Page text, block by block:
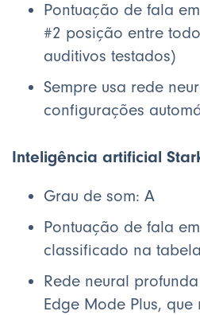
Pontuação de fala
#2 posição entre
auditivos testados)
Sempre usa rede
configurações
Inteligência artificial
Grau de som: A
Pontuação de fala
classificado na
Rede neural
Edge Mode Plus,